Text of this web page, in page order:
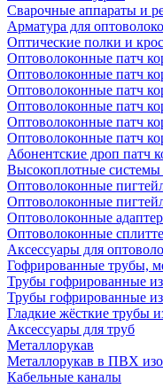
Сварочные аппараты и
Арматура для
Оптические полки и
Оптоволоконные патч
Оптоволоконные патч
Оптоволоконные патч
Оптоволоконные патч
Оптоволоконные патч
Оптоволоконные патч
Абонентские дроп патч
Высокоплотные
Оптоволоконные
Оптоволоконные
Оптоволоконные
Оптоволоконные
Аксессуары для
Гофрированные трубы,
Трубы гофрированные
Трубы гофрированные
Гладкие жёсткие трубы
Аксессуары для труб
Металлорукав
Металлорукав в ПВХ
Кабельные каналы